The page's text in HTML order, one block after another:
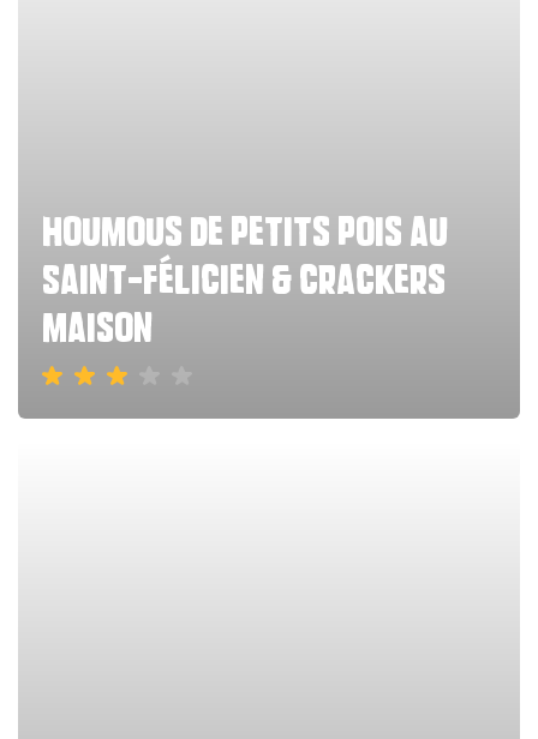
houmous de petits pois au
Saint-Félicien & crackers
maison